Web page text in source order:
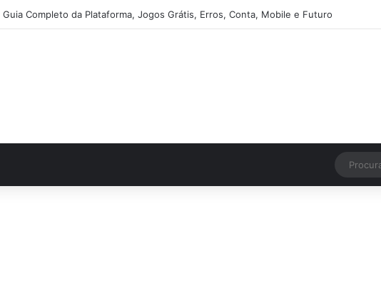
Guia Completo da Plataforma, Jogos Grátis, Erros, Conta, Mobile e Futuro